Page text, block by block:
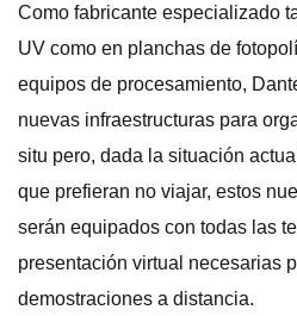
Como fabricante especializado
UV como en planchas de
equipos de procesamiento,
nuevas infraestructuras para
situ pero, dada la situación
que prefieran no viajar, estos
serán equipados con todas las
presentación virtual necesarias
demostraciones a distancia.